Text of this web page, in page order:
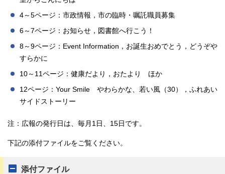
4～5ページ：市政情報，市の臨時・嘱託職員募集
6～7ページ：お知らせ，図書館へ行こう！
8～9ページ：Event Information，お誕生おめでとう，どうぞや
すらかに
10～11ページ：健康だより，おたより ほか
12ページ：Your Smile やわらかな、若い風（30），ふれあい
サイドストーリー
注：広報の発行日は、毎月1日、15日です。
下記の添付ファイルをご覧ください。
添付ファイル